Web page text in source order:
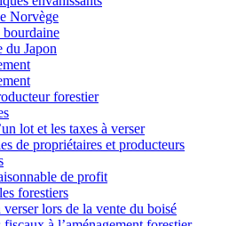
Norvège
du Japon
forestier
lot et les taxes à verser
de propriétaires et producteurs
de profit
forestiers
verser lors de la vente du boisé